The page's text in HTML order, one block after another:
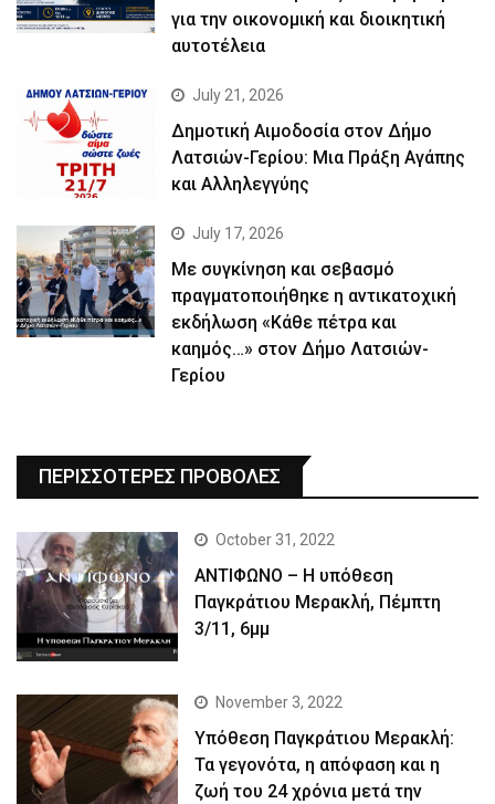
για την οικονομική και διοικητική
αυτοτέλεια
July 21, 2026
Δημοτική Αιμοδοσία στον Δήμο
Λατσιών-Γερίου: Μια Πράξη Αγάπης
και Αλληλεγγύης
July 17, 2026
Με συγκίνηση και σεβασμό
πραγματοποιήθηκε η αντικατοχική
εκδήλωση «Κάθε πέτρα και
καημός…» στον Δήμο Λατσιών-
Γερίου
ΠΕΡΙΣΣΟΤΕΡΕΣ ΠΡΟΒΟΛΕΣ
October 31, 2022
ΑΝΤΙΦΩΝΟ – Η υπόθεση
Παγκράτιου Μερακλή, Πέμπτη
3/11, 6μμ
November 3, 2022
Yπόθεση Παγκράτιου Μερακλή:
Τα γεγονότα, η απόφαση και η
ζωή του 24 χρόνια μετά την